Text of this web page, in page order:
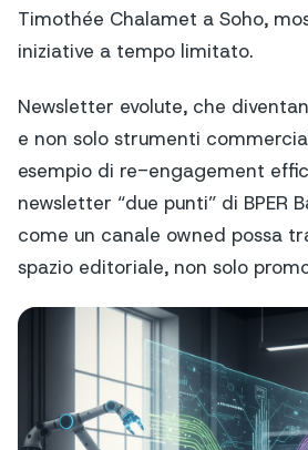
Timothée Chalamet a Soho,
iniziative a tempo limitato.
Newsletter evolute, che
e non solo strumenti
esempio di re-engagement
newsletter “due punti” di BPER
come un canale owned possa
spazio editoriale, non solo